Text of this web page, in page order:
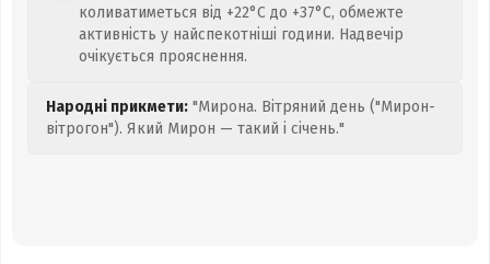
коливатиметься від +22°C до +37°C, обмежте
активність у найспекотніші години. Надвечір
очікується прояснення.
Народні прикмети: "Мирона. Вітряний день ("Мирон-
вітрогон"). Який Мирон — такий і січень."